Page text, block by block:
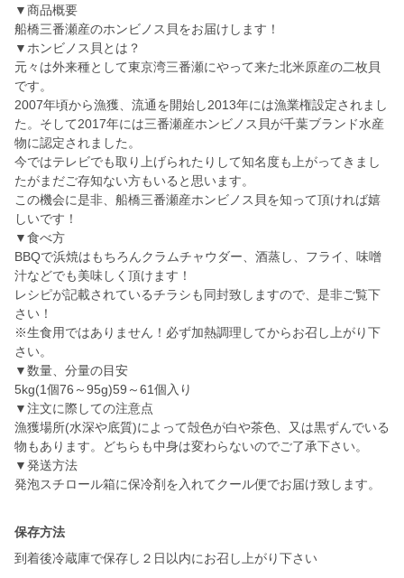
▼商品概要
船橋三番瀬産のホンビノス貝をお届けします！
▼ホンビノス貝とは？
元々は外来種として東京湾三番瀬にやって来た北米原産の二枚貝
です。
2007年頃から漁獲、流通を開始し2013年には漁業権設定されまし
た。そして2017年には三番瀬産ホンビノス貝が千葉ブランド水産
物に認定されました。
今ではテレビでも取り上げられたりして知名度も上がってきまし
たがまだご存知ない方もいると思います。
この機会に是非、船橋三番瀬産ホンビノス貝を知って頂ければ嬉
しいです！
▼食べ方
BBQで浜焼はもちろんクラムチャウダー、酒蒸し、フライ、味噌
汁などでも美味しく頂けます！
レシピが記載されているチラシも同封致しますので、是非ご覧下
さい！
※生食用ではありません！必ず加熱調理してからお召し上がり下
さい。
▼数量、分量の目安
5kg(1個76～95g)59～61個入り
▼注文に際しての注意点
漁獲場所(水深や底質)によって殻色が白や茶色、又は黒ずんでいる
物もあります。どちらも中身は変わらないのでご了承下さい。
▼発送方法
発泡スチロール箱に保冷剤を入れてクール便でお届け致します。
保存方法
到着後冷蔵庫で保存し２日以内にお召し上がり下さい